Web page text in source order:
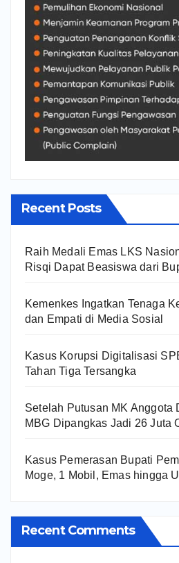
Recent Posts
Raih Medali Emas LKS
Risqi Dapat Beasiswa dari
Kemenkes Ingatkan Tenaga
dan Empati di Media Sosial
Kasus Korupsi Digitalisasi
Tahan Tiga Tersangka
Setelah Putusan MK Anggota
MBG Dipangkas Jadi 26 Juta
Kasus Pemerasan Bupati
Moge, 1 Mobil, Emas hingga
Recent Comments